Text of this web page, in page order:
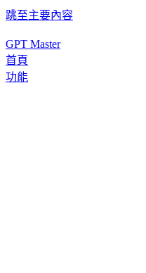
跳至主要內容
GPT Master
首頁
功能